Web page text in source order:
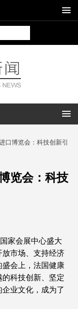
口博览会：科技创新引
览会：科技
家会展中心盛大
市场、支持经济
会上，法国健康
科技创新、坚定
业文化，成为了